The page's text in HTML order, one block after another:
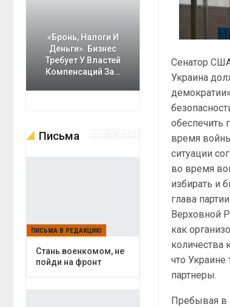
Сенатор
Украина
обеспечить
время
ситуации
во время
избирать и
глава
Верховной
как
количества
что Украине
партнеры.
Пребывая в
«Бронь, Налоги И
Деньги». Бизнес
Требует У Властей
Компенсаций За…
Письма
ПИСЬМА В РЕДАКЦИЮ
Cтань военкомом, не
пойди на фронт